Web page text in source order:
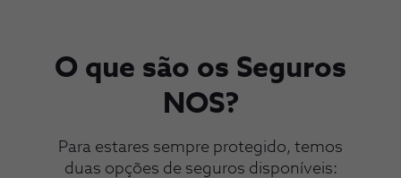
O que são os Seguros
NOS?
Para estares sempre protegido, temos
duas opções de seguros disponíveis: